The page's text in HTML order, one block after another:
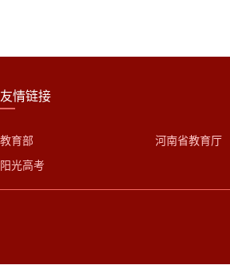
友情链接
教育部
阳光高考
河南省教育厅